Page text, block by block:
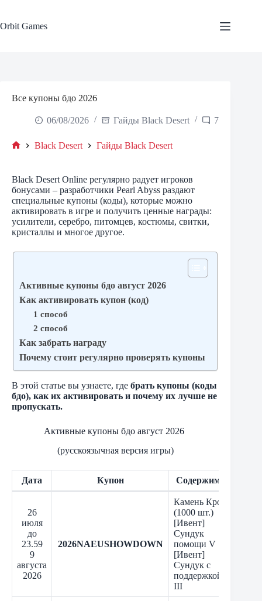
content
Orbit Games
Все купоны бдо 2026
06/08/2026 Гайды Black Desert 7
Black Desert Гайды Black Desert
Black Desert Online регулярно радует игроков
бонусами – разработчики Pearl Abyss раздают
специальные купоны (коды), которые можно
активировать в игре и получить ценные награды:
усилители, серебро, питомцев, костюмы, свитки,
кристаллы и многое другое.
Активные купоны бдо август 2026
Как активировать купон (код)
1 способ
2 способ
Как забрать награду
Почему стоит регулярно проверять купоны
В этой статье вы узнаете, где брать купоны (коды
бдо), как их активировать и почему их лучше не
пропускать.
Активные купоны бдо август 2026
(русскоязычная версия игры)
Дата Купон Содержимое
26
июля
до
23.59
9
августа
2026
2026NAEUSHOWDOWN
Камень Крон
(1000 шт.)
[Ивент]
Сундук
помощи V
[Ивент]
Сундук с
поддержкой
III